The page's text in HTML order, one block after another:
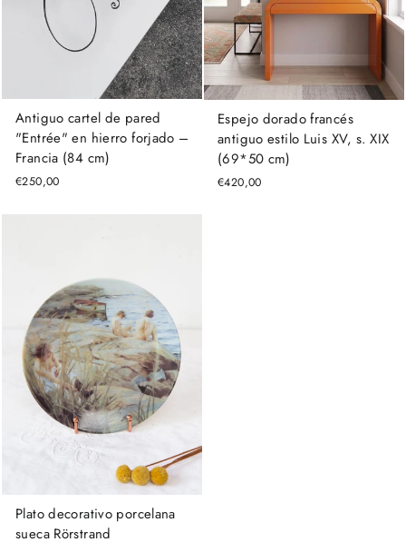
Antiguo cartel de pared
"Entrée" en hierro forjado –
Francia (84 cm)
€250,00
Espejo dorado francés
antiguo estilo Luis XV, s. XIX
(69*50 cm)
€420,00
Plato decorativo porcelana
sueca Rörstrand